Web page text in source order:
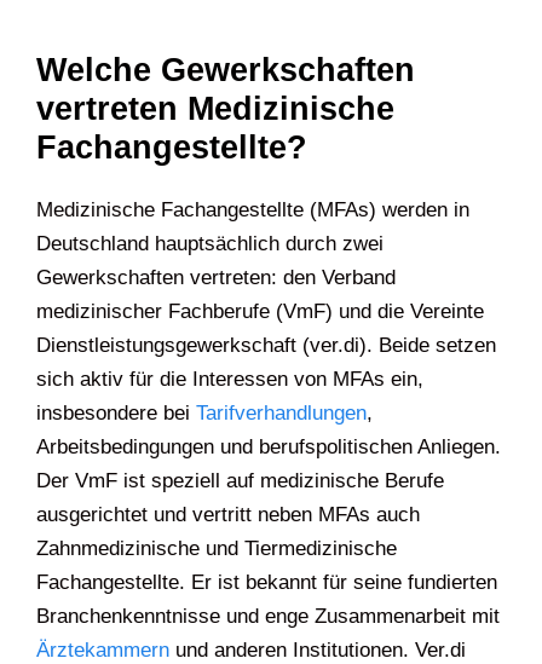
Welche Gewerkschaften
vertreten Medizinische
Fachangestellte?
Medizinische Fachangestellte (MFAs) werden in
Deutschland hauptsächlich durch zwei
Gewerkschaften vertreten: den Verband
medizinischer Fachberufe (VmF) und die Vereinte
Dienstleistungsgewerkschaft (ver.di). Beide setzen
sich aktiv für die Interessen von MFAs ein,
insbesondere bei Tarifverhandlungen,
Arbeitsbedingungen und berufspolitischen Anliegen.
Der VmF ist speziell auf medizinische Berufe
ausgerichtet und vertritt neben MFAs auch
Zahnmedizinische und Tiermedizinische
Fachangestellte. Er ist bekannt für seine fundierten
Branchenkenntnisse und enge Zusammenarbeit mit
Ärztekammern und anderen Institutionen. Ver.di